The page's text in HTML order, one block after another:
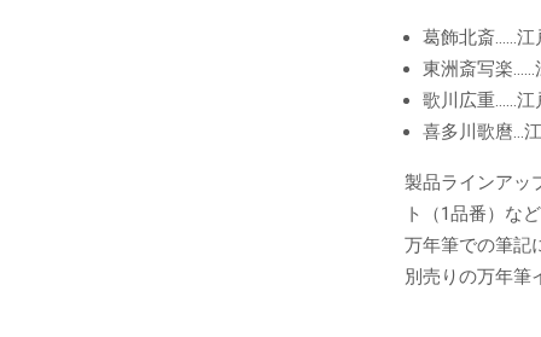
葛飾北斎……江
東洲斎写楽……
歌川広重……江
喜多川歌麿…
製品ラインアッ
ト（1品番）な
万年筆での筆記
別売りの万年筆